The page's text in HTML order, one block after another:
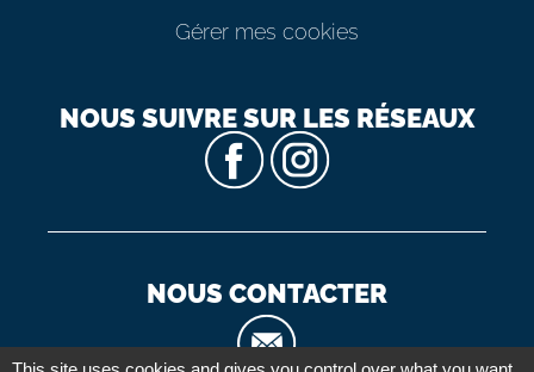
Gérer mes cookies
NOUS SUIVRE SUR LES RÉSEAUX
NOUS CONTACTER